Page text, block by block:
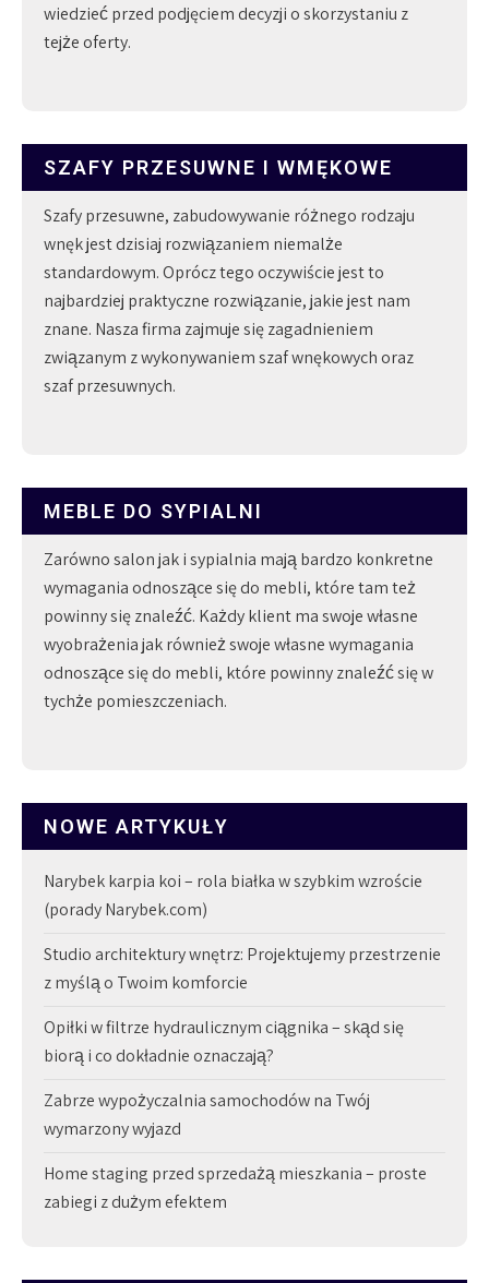
wiedzieć przed podjęciem decyzji o skorzystaniu z
tejże oferty.
SZAFY PRZESUWNE I WMĘKOWE
Szafy przesuwne, zabudowywanie różnego rodzaju
wnęk jest dzisiaj rozwiązaniem niemalże
standardowym. Oprócz tego oczywiście jest to
najbardziej praktyczne rozwiązanie, jakie jest nam
znane. Nasza firma zajmuje się zagadnieniem
związanym z wykonywaniem szaf wnękowych oraz
szaf przesuwnych.
MEBLE DO SYPIALNI
Zarówno salon jak i sypialnia mają bardzo konkretne
wymagania odnoszące się do mebli, które tam też
powinny się znaleźć. Każdy klient ma swoje własne
wyobrażenia jak również swoje własne wymagania
odnoszące się do mebli, które powinny znaleźć się w
tychże pomieszczeniach.
NOWE ARTYKUŁY
Narybek karpia koi – rola białka w szybkim wzroście
(porady Narybek.com)
Studio architektury wnętrz: Projektujemy przestrzenie
z myślą o Twoim komforcie
Opiłki w filtrze hydraulicznym ciągnika – skąd się
biorą i co dokładnie oznaczają?
Zabrze wypożyczalnia samochodów na Twój
wymarzony wyjazd
Home staging przed sprzedażą mieszkania – proste
zabiegi z dużym efektem